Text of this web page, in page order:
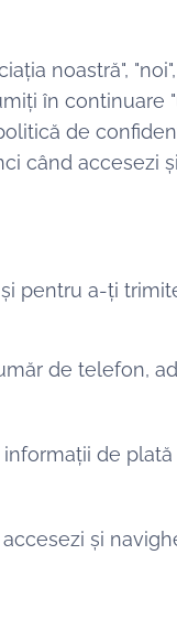
noastră",
în continuare
de
când accesezi
pentru a-ți
de telefon,
de
și